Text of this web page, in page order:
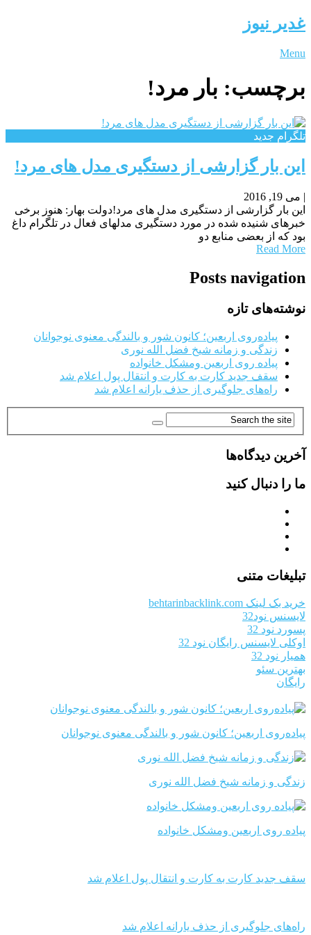
غدیر نیوز
Menu
برچسب: بار مرد!
تلگرام جدید
این بار گزارشی از دستگیری مدل های مرد!
| می 19, 2016
این بار گزارشی از دستگیری مدل های مرد!دولت بهار: هنوز برخی
خبرهای شنیده شده در مورد دستگیری مدلهای فعال در تلگرام داغ
بود که از بعضی منابع دو
Read More
Posts navigation
نوشته‌های تازه
پیاده‌روی اربعین؛ کانون شور و بالندگی معنوی نوجوانان
زندگی و زمانه شیخ فضل الله نوری
پیاده روی اربعین ومشکل خانواده
سقف جدید کارت به کارت و انتقال پول اعلام شد
راه‌های جلوگیری از حذف یارانه اعلام شد
آخرین دیدگاه‌ها
ما را دنبال کنید
تبلیغات متنی
خرید بک لینک behtarinbacklink.com
لایسنس نود32
پسورد نود 32
اوکلی لایسنس رایگان نود 32
همیار نود 32
بهترین سئو
رایگان
پیاده‌روی اربعین؛ کانون شور و بالندگی معنوی نوجوانان
زندگی و زمانه شیخ فضل الله نوری
پیاده روی اربعین ومشکل خانواده
سقف جدید کارت به کارت و انتقال پول اعلام شد
راه‌های جلوگیری از حذف یارانه اعلام شد